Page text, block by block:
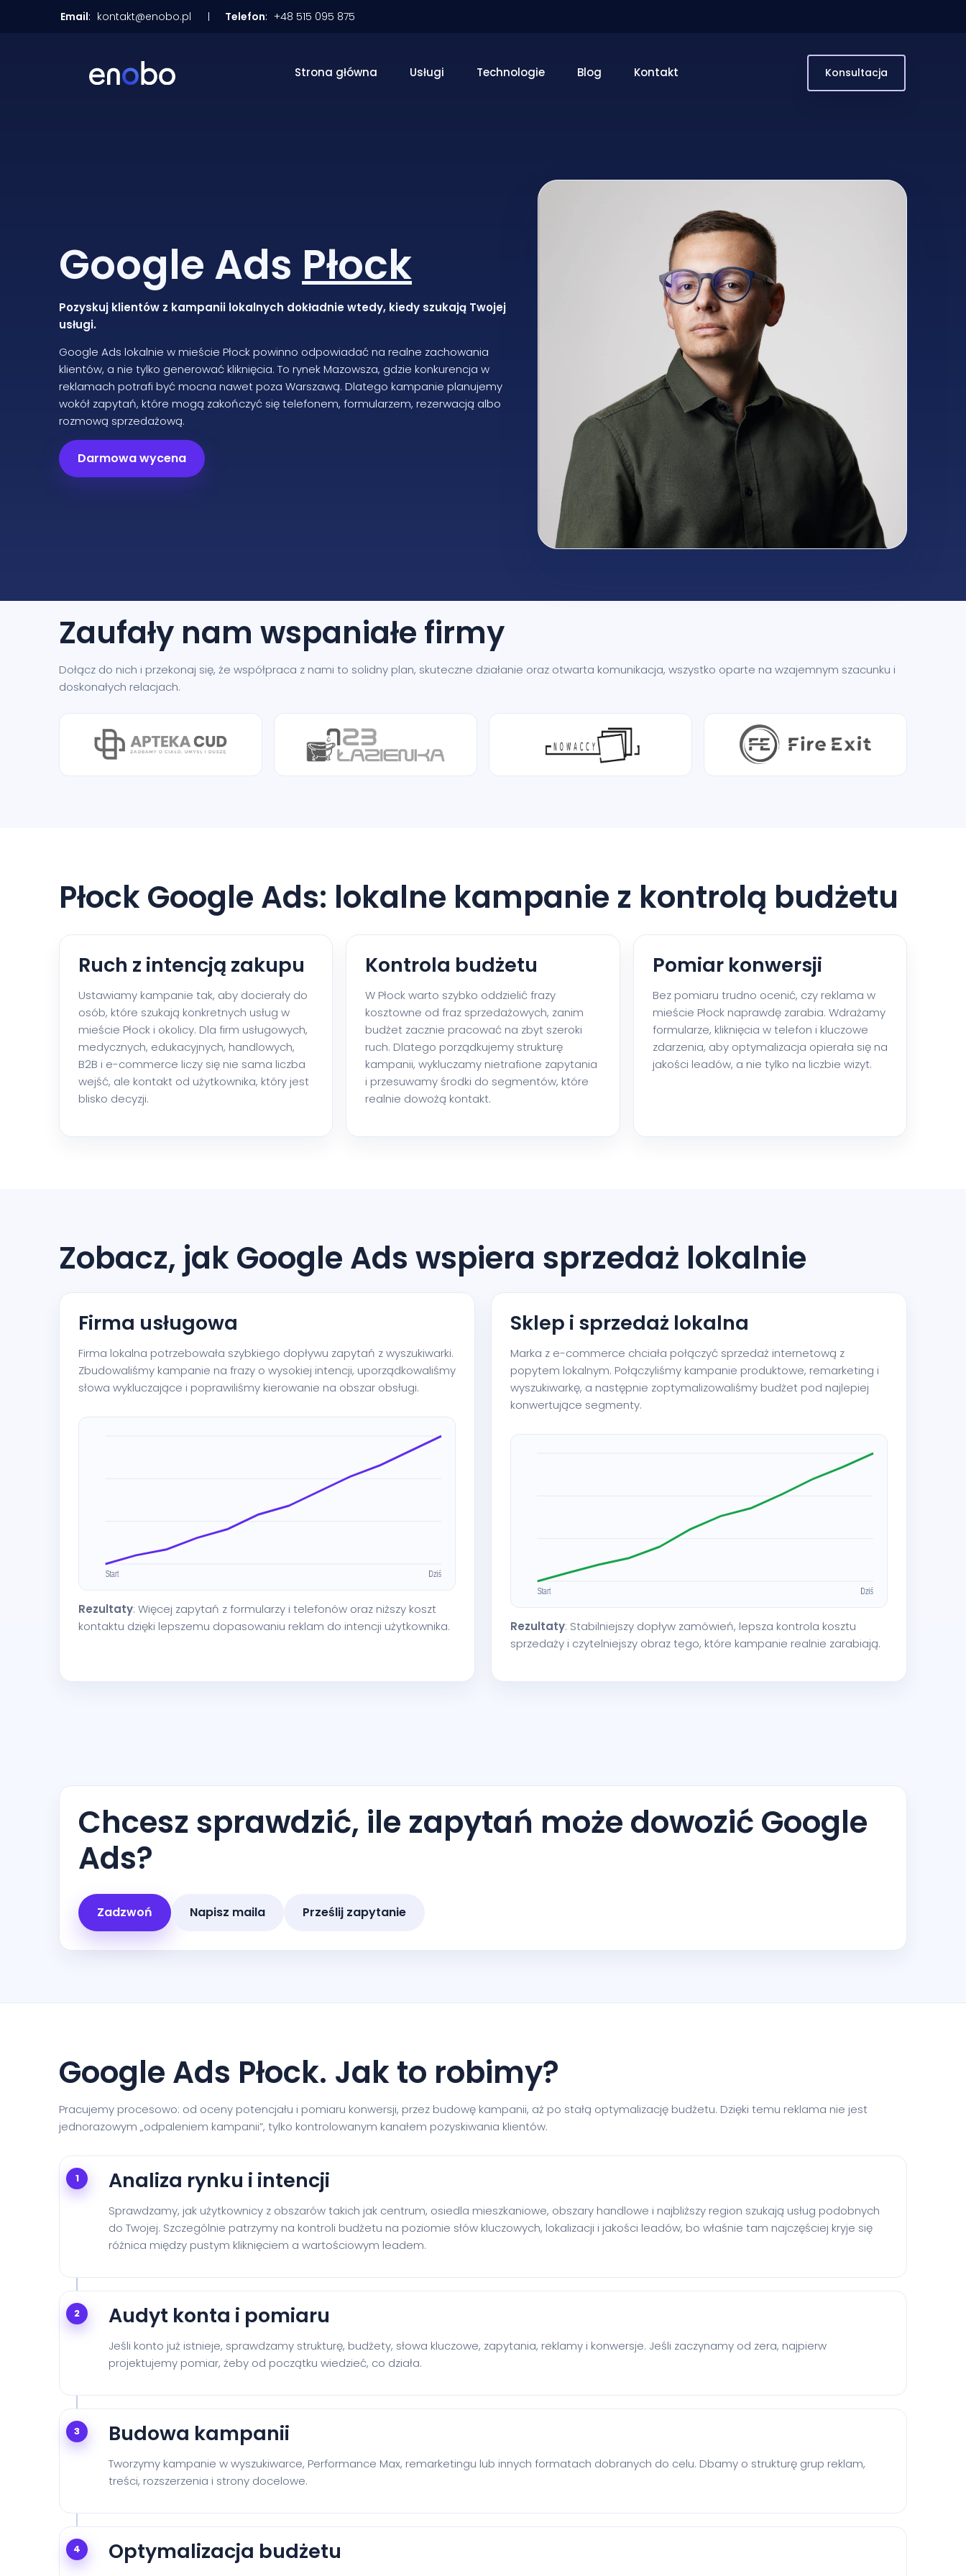
Email: kontakt@enobo.pl Telefon: +48 515 095 875
Strona główna Usługi Technologie Blog Kontakt Konsultacja
Google Ads Płock
Pozyskuj klientów z kampanii lokalnych dokładnie wtedy, kiedy szukają Twojej
usługi.
Google Ads lokalnie w mieście Płock powinno odpowiadać na realne zachowania
klientów, a nie tylko generować kliknięcia. To rynek Mazowsza, gdzie konkurencja w
reklamach potrafi być mocna nawet poza Warszawą. Dlatego kampanie planujemy
wokół zapytań, które mogą zakończyć się telefonem, formularzem, rezerwacją albo
rozmową sprzedażową.
Darmowa wycena
Zaufały nam wspaniałe firmy
Dołącz do nich i przekonaj się, że współpraca z nami to solidny plan, skuteczne działanie oraz otwarta komunikacja, wszystko oparte na wzajemnym szacunku i
doskonałych relacjach.
Płock Google Ads: lokalne kampanie z kontrolą budżetu
Ruch z intencją zakupu
Ustawiamy kampanie tak, aby docierały do
osób, które szukają konkretnych usług w
mieście Płock i okolicy. Dla firm usługowych,
medycznych, edukacyjnych, handlowych,
B2B i e-commerce liczy się nie sama liczba
wejść, ale kontakt od użytkownika, który jest
blisko decyzji.
Kontrola budżetu
W Płock warto szybko oddzielić frazy
kosztowne od fraz sprzedażowych, zanim
budżet zacznie pracować na zbyt szeroki
ruch. Dlatego porządkujemy strukturę
kampanii, wykluczamy nietrafione zapytania
i przesuwamy środki do segmentów, które
realnie dowożą kontakt.
Pomiar konwersji
Bez pomiaru trudno ocenić, czy reklama w
mieście Płock naprawdę zarabia. Wdrażamy
formularze, kliknięcia w telefon i kluczowe
zdarzenia, aby optymalizacja opierała się na
jakości leadów, a nie tylko na liczbie wizyt.
Zobacz, jak Google Ads wspiera sprzedaż lokalnie
Firma usługowa
Firma lokalna potrzebowała szybkiego dopływu zapytań z wyszukiwarki.
Zbudowaliśmy kampanie na frazy o wysokiej intencji, uporządkowaliśmy
słowa wykluczające i poprawiliśmy kierowanie na obszar obsługi.
Rezultaty: Więcej zapytań z formularzy i telefonów oraz niższy koszt
kontaktu dzięki lepszemu dopasowaniu reklam do intencji użytkownika.
Sklep i sprzedaż lokalna
Marka z e-commerce chciała połączyć sprzedaż internetową z
popytem lokalnym. Połączyliśmy kampanie produktowe, remarketing i
wyszukiwarkę, a następnie zoptymalizowaliśmy budżet pod najlepiej
konwertujące segmenty.
Rezultaty: Stabilniejszy dopływ zamówień, lepsza kontrola kosztu
sprzedaży i czytelniejszy obraz tego, które kampanie realnie zarabiają.
Chcesz sprawdzić, ile zapytań może dowozić Google
Ads?
Zadzwoń Napisz maila Prześlij zapytanie
Google Ads Płock. Jak to robimy?
Pracujemy procesowo: od oceny potencjału i pomiaru konwersji, przez budowę kampanii, aż po stałą optymalizację budżetu. Dzięki temu reklama nie jest
jednorazowym „odpaleniem kampanii”, tylko kontrolowanym kanałem pozyskiwania klientów.
1 Analiza rynku i intencji
Sprawdzamy, jak użytkownicy z obszarów takich jak centrum, osiedla mieszkaniowe, obszary handlowe i najbliższy region szukają usług podobnych
do Twojej. Szczególnie patrzymy na kontroli budżetu na poziomie słów kluczowych, lokalizacji i jakości leadów, bo właśnie tam najczęściej kryje się
różnica między pustym kliknięciem a wartościowym leadem.
2 Audyt konta i pomiaru
Jeśli konto już istnieje, sprawdzamy strukturę, budżety, słowa kluczowe, zapytania, reklamy i konwersje. Jeśli zaczynamy od zera, najpierw
projektujemy pomiar, żeby od początku wiedzieć, co działa.
3 Budowa kampanii
Tworzymy kampanie w wyszukiwarce, Performance Max, remarketingu lub innych formatach dobranych do celu. Dbamy o strukturę grup reklam,
treści, rozszerzenia i strony docelowe.
4 Optymalizacja budżetu